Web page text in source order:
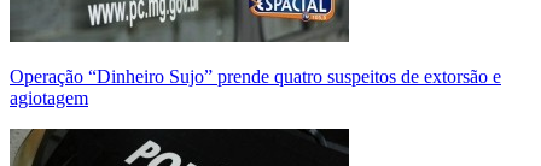
Operação “Dinheiro Sujo” prende quatro suspeitos de extorsão e
agiotagem